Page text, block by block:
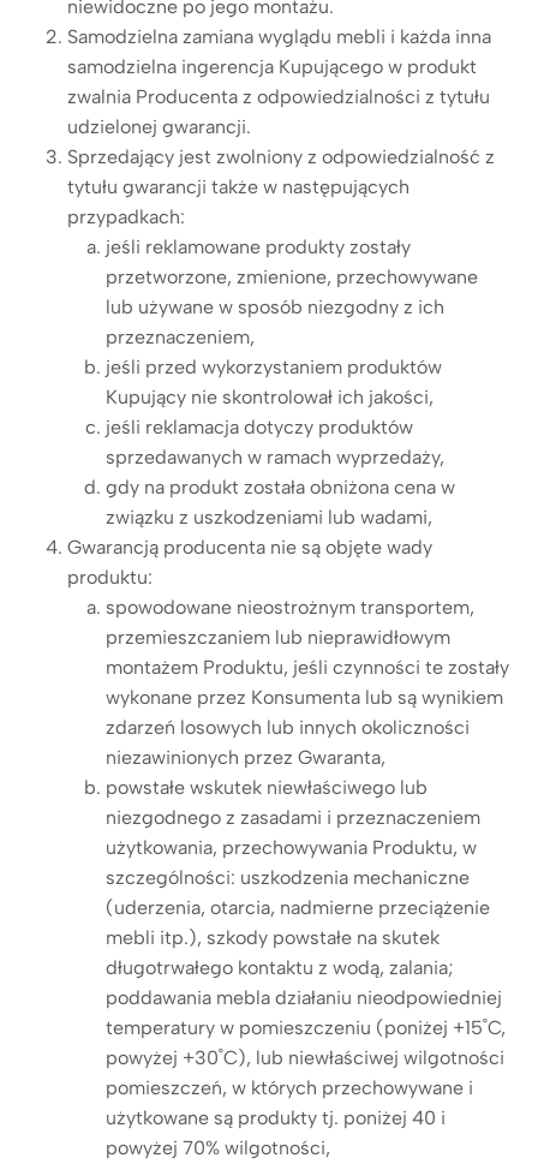
niewidoczne po jego montażu.
Samodzielna zamiana wyglądu mebli i każda inna
samodzielna ingerencja Kupującego w produkt
zwalnia Producenta z odpowiedzialności z tytułu
udzielonej gwarancji.
Sprzedający jest zwolniony z odpowiedzialność z
tytułu gwarancji także w następujących
przypadkach:
jeśli reklamowane produkty zostały
przetworzone, zmienione, przechowywane
lub używane w sposób niezgodny z ich
przeznaczeniem,
jeśli przed wykorzystaniem produktów
Kupujący nie skontrolował ich jakości,
jeśli reklamacja dotyczy produktów
sprzedawanych w ramach wyprzedaży,
gdy na produkt została obniżona cena w
związku z uszkodzeniami lub wadami,
Gwarancją producenta nie są objęte wady
produktu:
spowodowane nieostrożnym transportem,
przemieszczaniem lub nieprawidłowym
montażem Produktu, jeśli czynności te zostały
wykonane przez Konsumenta lub są wynikiem
zdarzeń losowych lub innych okoliczności
niezawinionych przez Gwaranta,
powstałe wskutek niewłaściwego lub
niezgodnego z zasadami i przeznaczeniem
użytkowania, przechowywania Produktu, w
szczególności: uszkodzenia mechaniczne
(uderzenia, otarcia, nadmierne przeciążenie
mebli itp.), szkody powstałe na skutek
długotrwałego kontaktu z wodą, zalania;
poddawania mebla działaniu nieodpowiedniej
temperatury w pomieszczeniu (poniżej +15˚C,
powyżej +30˚C), lub niewłaściwej wilgotności
pomieszczeń, w których przechowywane i
użytkowane są produkty tj. poniżej 40 i
powyżej 70% wilgotności,